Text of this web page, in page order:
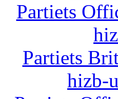
Partiets
Partiets
hizb-